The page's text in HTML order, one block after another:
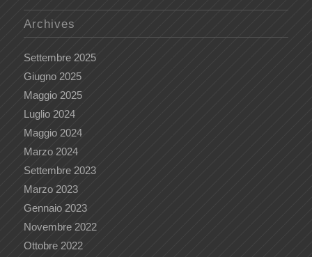
Archives
Settembre 2025
Giugno 2025
Maggio 2025
Luglio 2024
Maggio 2024
Marzo 2024
Settembre 2023
Marzo 2023
Gennaio 2023
Novembre 2022
Ottobre 2022